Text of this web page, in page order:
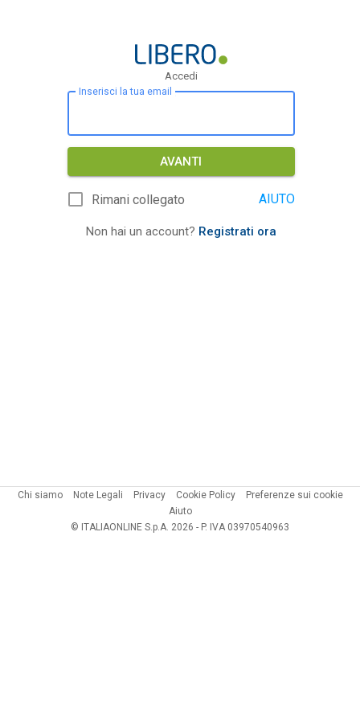
Accedi
Inserisci la tua email
AVANTI
Rimani collegato AIUTO
Non hai un account? Registrati ora
Chi siamo Note Legali Privacy Cookie Policy
Preferenze sui cookie
Aiuto
© ITALIAONLINE S.p.A. 2026 - P. IVA 03970540963